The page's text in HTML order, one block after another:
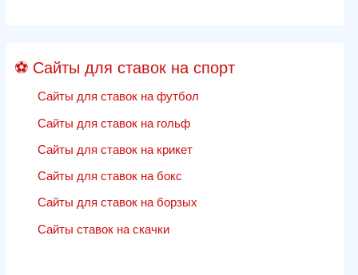
⚽ Сайты для ставок на спорт
Сайты для ставок на футбол
Сайты для ставок на гольф
Сайты для ставок на крикет
Сайты для ставок на бокс
Сайты для ставок на борзых
Сайты ставок на скачки